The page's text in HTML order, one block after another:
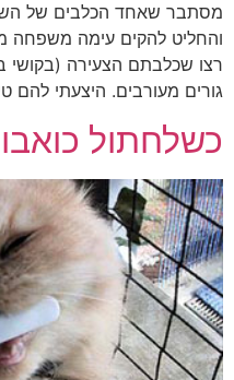
מסתבר שאחד הכלבים של
והחליט להקים עימה משפחה
רצו שכלבתם הצעירה
גורים מעורבים. היצעתי להם
כשלחתול